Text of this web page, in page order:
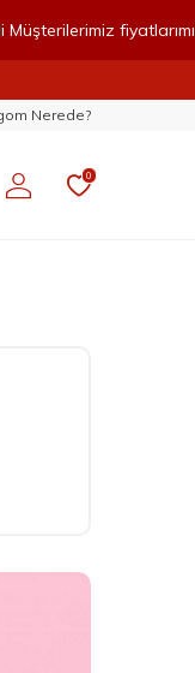
fiyatlarımız online
Nerede?
0